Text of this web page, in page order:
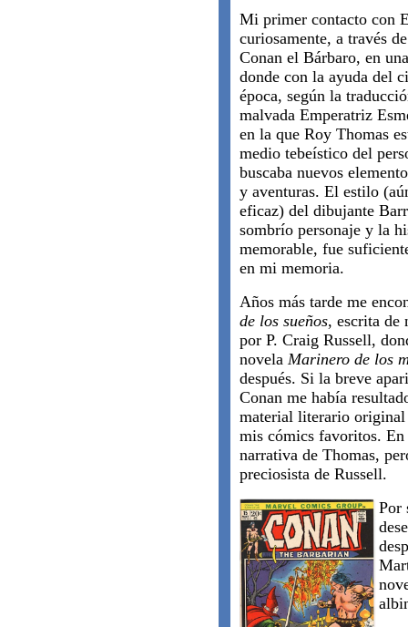
Mi primer contacto con
curiosamente, a través
Conan el Bárbaro, en
donde con la ayuda del
época, según la
malvada Emperatriz
en la que Roy Thomas
medio tebeístico del
buscaba nuevos
y aventuras. El estilo
eficaz) del dibujante
sombrío personaje y la
memorable, fue
en mi memoria.
Años más tarde me
de los sueños, escrita de
por P. Craig Russell,
novela Marinero de los
después. Si la breve
Conan me había
material literario original
mis cómics favoritos.
narrativa de Thomas,
preciosista de Russell.
Por